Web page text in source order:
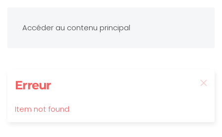
Accéder au contenu principal
Erreur
Item not found